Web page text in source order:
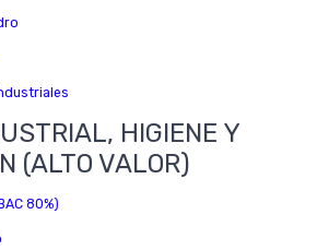
HIGIENE Y
(ALTO VALOR)
80%)